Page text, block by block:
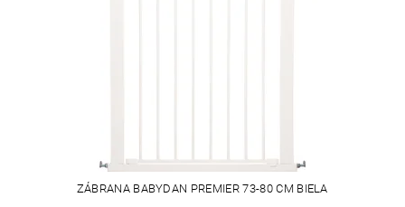
ZÁBRANA BABYDAN PREMIER 73-80 CM BIELA